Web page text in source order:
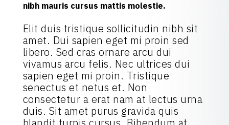
nibh mauris cursus mattis molestie.
Elit duis tristique sollicitudin nibh sit
amet. Dui sapien eget mi proin sed
libero. Sed cras ornare arcu dui
vivamus arcu felis. Nec ultrices dui
sapien eget mi proin. Tristique
senectus et netus et. Non
consectetur a erat nam at lectus urna
duis. Sit amet purus gravida quis